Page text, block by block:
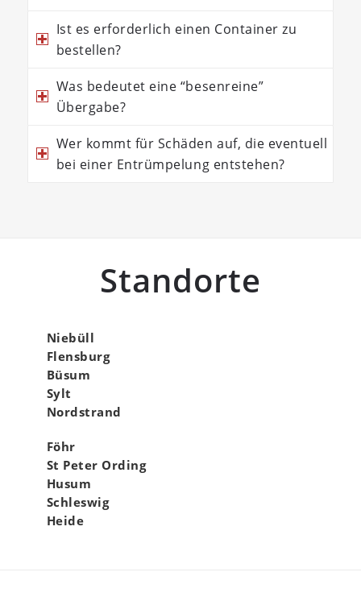
Ist es erforderlich einen Container zu
bestellen?
Was bedeutet eine “besenreine”
Übergabe?
Wer kommt für Schäden auf, die eventuell
bei einer Entrümpelung entstehen?
Standorte
Niebüll
Flensburg
Büsum
Sylt
Nordstrand
Föhr
St Peter Ording
Husum
Schleswig
Heide